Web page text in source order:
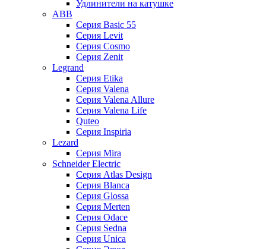
Удлинители на катушке
ABB
Серия Basic 55
Серия Levit
Серия Cosmo
Серия Zenit
Legrand
Серия Etika
Серия Valena
Серия Valena Allure
Серия Valena Life
Quteo
Серия Inspiria
Lezard
Серия Mira
Schneider Electric
Серия Atlas Design
Серия Blanca
Серия Glossa
Серия Merten
Серия Odace
Серия Sedna
Серия Unica